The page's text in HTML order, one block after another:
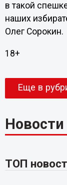
в такой
наших
Олег Сорокин.
18+
Еще в
ТОП